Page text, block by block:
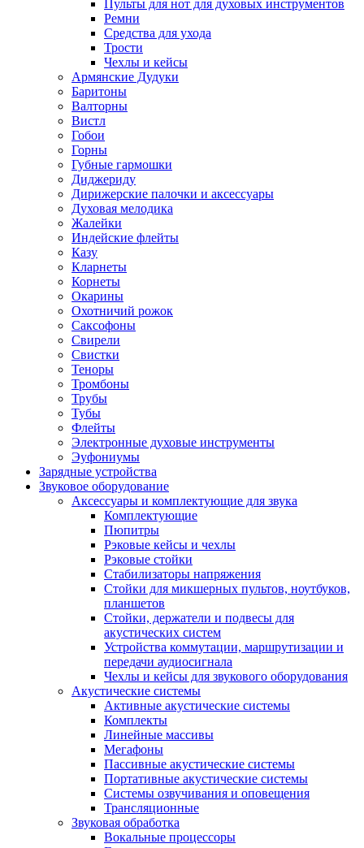
Пульты для нот для духовых инструментов
Ремни
Средства для ухода
Трости
Чехлы и кейсы
Армянские Дудуки
Баритоны
Валторны
Вистл
Гобои
Горны
Губные гармошки
Диджериду
Дирижерские палочки и аксессуары
Духовая мелодика
Жалейки
Индейские флейты
Казу
Кларнеты
Корнеты
Окарины
Охотничий рожок
Саксофоны
Свирели
Свистки
Теноры
Тромбоны
Трубы
Тубы
Флейты
Электронные духовые инструменты
Эуфониумы
Зарядные устройства
Звуковое оборудование
Аксессуары и комплектующие для звука
Комплектующие
Пюпитры
Рэковые кейсы и чехлы
Рэковые стойки
Стабилизаторы напряжения
Стойки для микшерных пультов, ноутбуков,
планшетов
Стойки, держатели и подвесы для
акустических систем
Устройства коммутации, маршрутизации и
передачи аудиосигнала
Чехлы и кейсы для звукового оборудования
Акустические системы
Активные акустические системы
Комплекты
Линейные массивы
Мегафоны
Пассивные акустические системы
Портативные акустические системы
Системы озвучивания и оповещения
Трансляционные
Звуковая обработка
Вокальные процессоры